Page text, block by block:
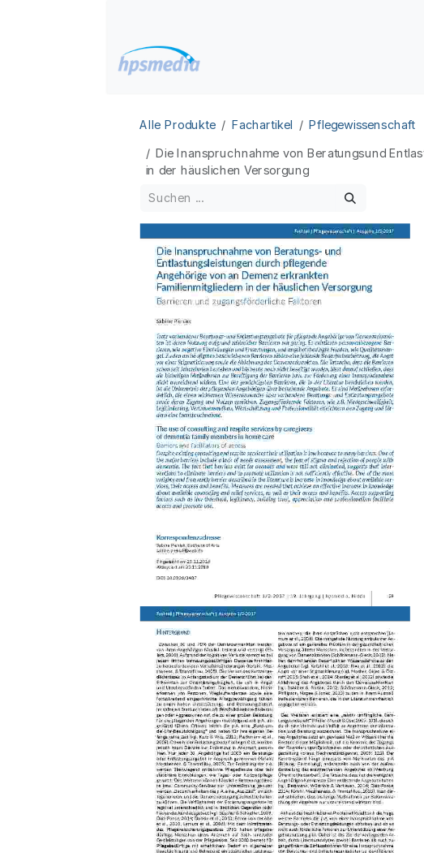
Alle Produkte Fachartikel
Pflegewissenschaft
Die Inanspruchnahme von Beratungsund
in der häuslichen Versorgung